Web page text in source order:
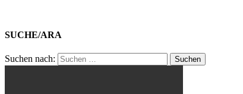
SUCHE/ARA
Suchen nach: